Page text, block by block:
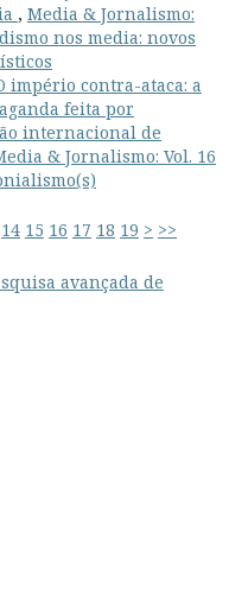
, Media & Jornalismo:
nos media: novos
império contra-ataca: a
feita por
internacional de
& Jornalismo: Vol. 16
14 15 16 17 18 19 > >>
avançada de